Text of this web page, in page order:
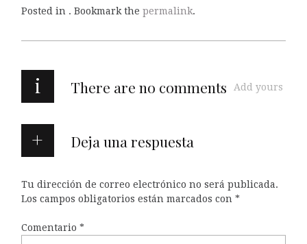
Posted in . Bookmark the permalink.
i There are no comments Add yours
Deja una respuesta
Tu dirección de correo electrónico no será publicada.
Los campos obligatorios están marcados con *
Comentario *